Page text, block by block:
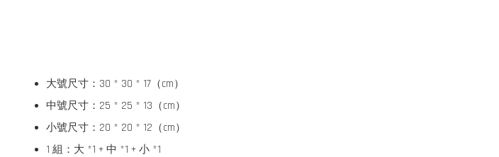
大號尺寸：30 * 30 * 17（cm）
中號尺寸：25 * 25 * 13（cm）
小號尺寸：20 * 20 * 12（cm）
1 組：大 *1 + 中 *1 + 小 *1